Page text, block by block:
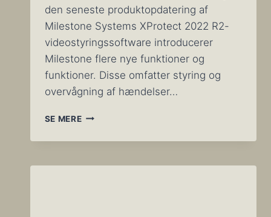
den seneste produktopdatering af
Milestone Systems XProtect 2022 R2-
videostyringssoftware introducerer
Milestone flere nye funktioner og
funktioner. Disse omfatter styring og
overvågning af hændelser…
SE MEREMILESTONE
INTRODUCERER
NYE